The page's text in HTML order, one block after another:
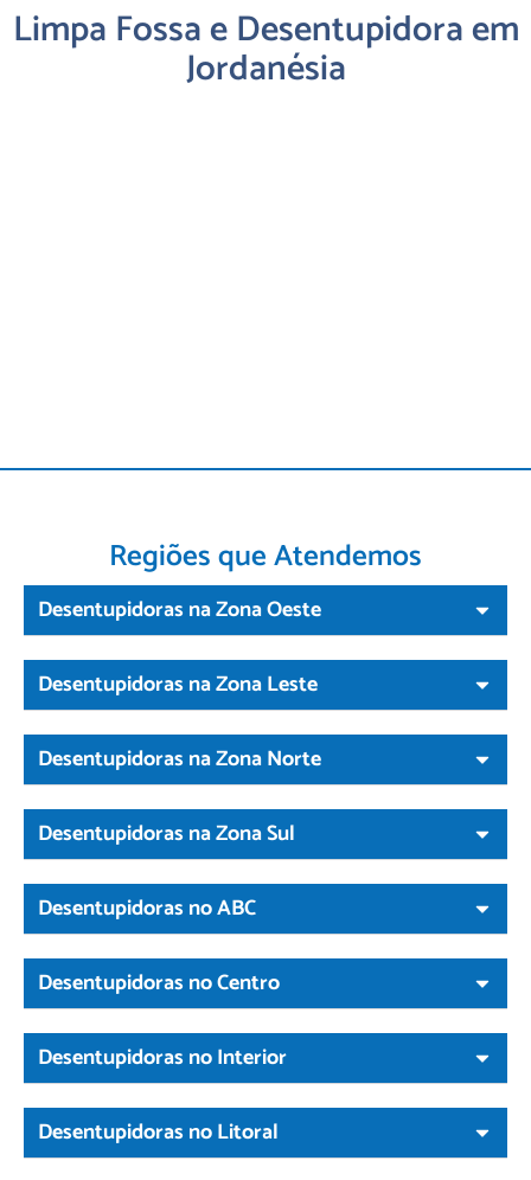
Limpa Fossa e Desentupidora em
Jordanésia
Regiões que Atendemos
Desentupidoras na Zona Oeste
Desentupidoras na Zona Leste
Desentupidoras na Zona Norte
Desentupidoras na Zona Sul
Desentupidoras no ABC
Desentupidoras no Centro
Desentupidoras no Interior
Desentupidoras no Litoral